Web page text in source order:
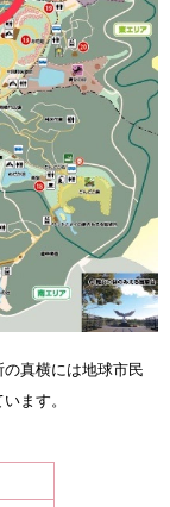
真横には地球市民
ます。